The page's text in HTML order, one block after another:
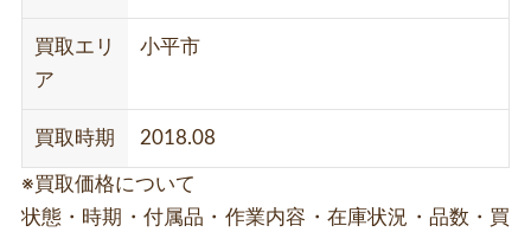
買取エリ
ア
小平市
買取時期 2018.08
※買取価格について
状態・時期・付属品・作業内容・在庫状況・品数・買